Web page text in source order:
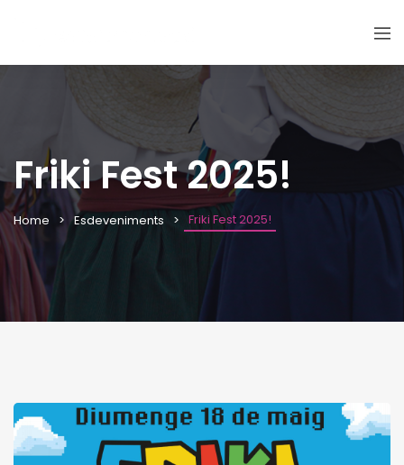
Friki Fest 2025!
Home Esdeveniments Friki Fest 2025!